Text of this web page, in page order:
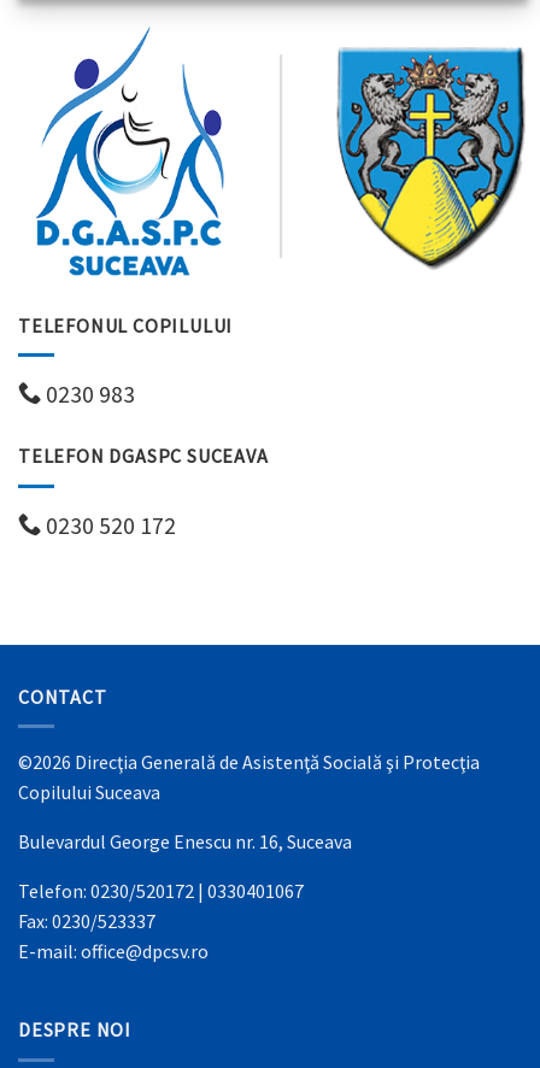
TELEFONUL COPILULUI
0230 983
TELEFON DGASPC SUCEAVA
0230 520 172
CONTACT
©2026 Direcţia Generală de Asistenţă Socială şi Protecţia
Copilului Suceava
Bulevardul George Enescu nr. 16, Suceava
Telefon: 0230/520172 | 0330401067
Fax: 0230/523337
E-mail: office@dpcsv.ro
DESPRE NOI